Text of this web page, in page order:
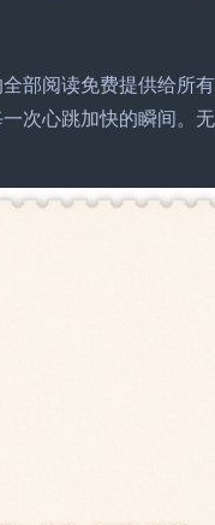
部阅读免费提供给所
次心跳加快的瞬间。